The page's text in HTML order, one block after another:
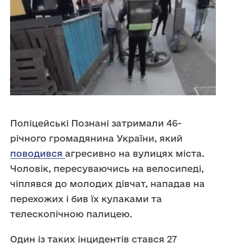
Поліцейські Познані затримали 46-
річного громадянина України, який
поводився агресивно на вулицях міста.
Чоловік, пересуваючись на велосипеді,
чіплявся до молодих дівчат, нападав на
перехожих і бив їх кулаками та
телескопічною палицею.
Один із таких інцидентів стався 27